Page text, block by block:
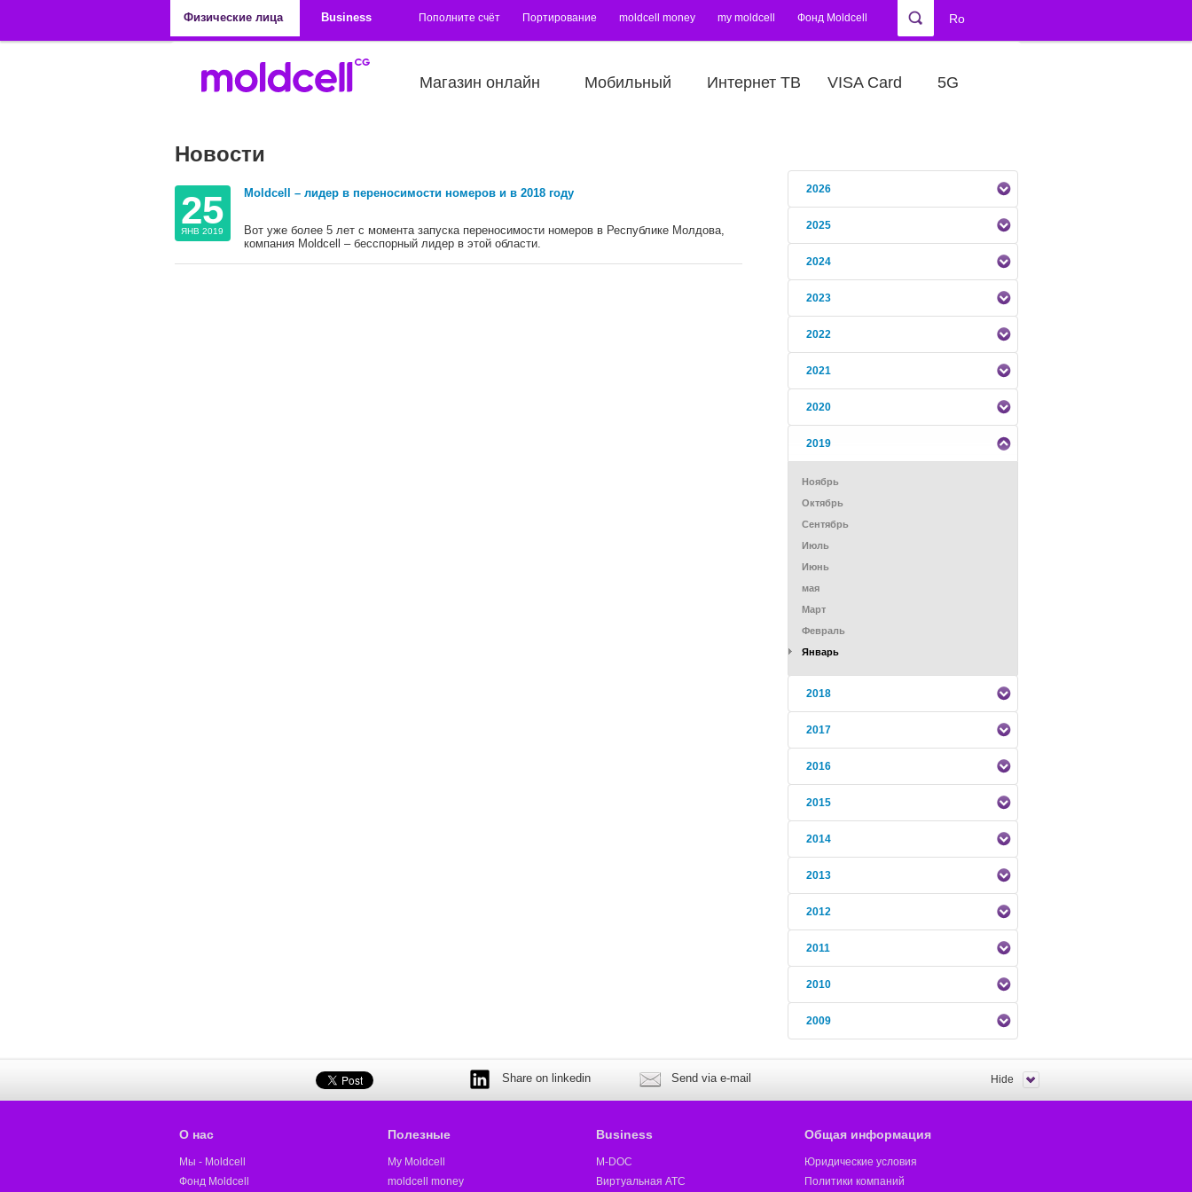
Физические лица
Business Пополните счёт Портирование moldcell money my moldcell Фонд Moldcell Ro
Магазин онлайн Мобильный Интернет ТВ VISA Card 5G
Новости
25
ЯНВ 2019
Moldcell – лидер в переносимоcти номеров и в 2018 году
Вот уже более 5 лет с момента запуска переносимости номеров в Республике Молдова,
компания Moldcell – бесспорный лидер в этой области.
2026
2025
2024
2023
2022
2021
2020
2019
Ноябрь
Октябрь
Сентябрь
Июль
Июнь
мая
Mарт
Февраль
Январь
2018
2017
2016
2015
2014
2013
2012
2011
2010
2009
Share on linkedin Send via e-mail Hide
О нас
Мы - Moldcell
Фонд Moldcell
Полезные
My Moldcell
moldcell money
Business
M-DOC
Виртуальная АТС
Общая информация
Юридические условия
Политики компаний